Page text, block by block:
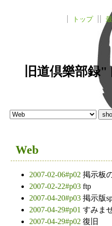
トップ
旧道倶樂部録"
Web
2007-02-06#p02 掲示板
2007-02-22#p03 ftp
2007-04-20#p03 掲示版
2007-04-29#p01 すみま
2007-04-29#p02 復旧